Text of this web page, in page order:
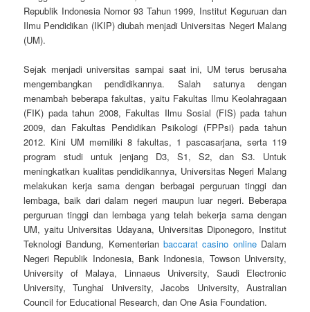
Republik Indonesia Nomor 93 Tahun 1999, Institut Keguruan dan
Ilmu Pendidikan (IKIP) diubah menjadi Universitas Negeri Malang
(UM).
Sejak menjadi universitas sampai saat ini, UM terus berusaha
mengembangkan pendidikannya. Salah satunya dengan
menambah beberapa fakultas, yaitu Fakultas Ilmu Keolahragaan
(FIK) pada tahun 2008, Fakultas Ilmu Sosial (FIS) pada tahun
2009, dan Fakultas Pendidikan Psikologi (FPPsi) pada tahun
2012. Kini UM memiliki 8 fakultas, 1 pascasarjana, serta 119
program studi untuk jenjang D3, S1, S2, dan S3. Untuk
meningkatkan kualitas pendidikannya, Universitas Negeri Malang
melakukan kerja sama dengan berbagai perguruan tinggi dan
lembaga, baik dari dalam negeri maupun luar negeri. Beberapa
perguruan tinggi dan lembaga yang telah bekerja sama dengan
UM, yaitu Universitas Udayana, Universitas Diponegoro, Institut
Teknologi Bandung, Kementerian baccarat casino onlineDalam
Negeri Republik Indonesia, Bank Indonesia, Towson University,
University of Malaya, Linnaeus University, Saudi Electronic
University, Tunghai University, Jacobs University, Australian
Council for Educational Research, dan One Asia Foundation.